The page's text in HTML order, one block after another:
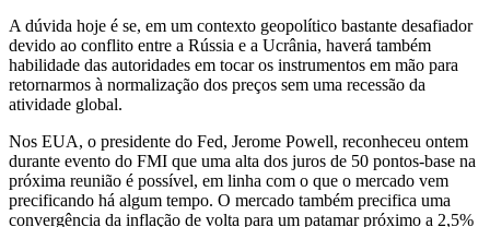
A dúvida hoje é se, em um contexto geopolítico bastante desafiador
devido ao conflito entre a Rússia e a Ucrânia, haverá também
habilidade das autoridades em tocar os instrumentos em mão para
retornarmos à normalização dos preços sem uma recessão da
atividade global.
Nos EUA, o presidente do Fed, Jerome Powell, reconheceu ontem
durante evento do FMI que uma alta dos juros de 50 pontos-base na
próxima reunião é possível, em linha com o que o mercado vem
precificando há algum tempo. O mercado também precifica uma
convergência da inflação de volta para um patamar próximo a 2,5%